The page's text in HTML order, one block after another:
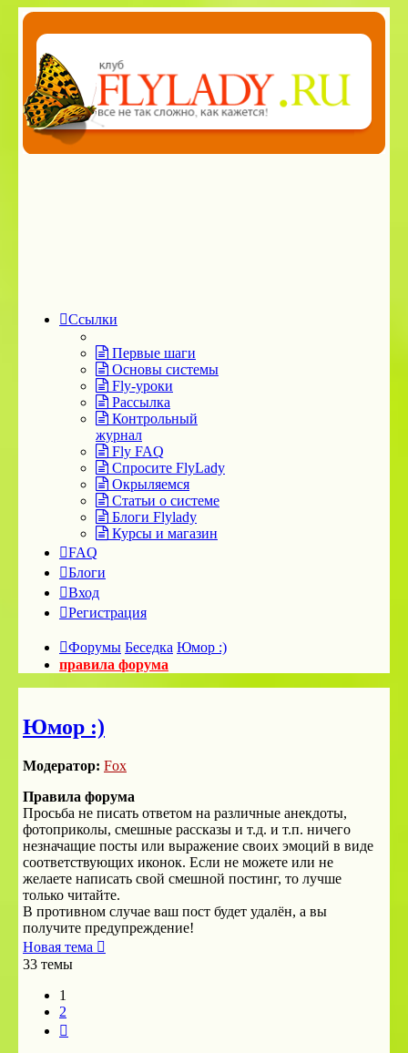
Ссылки
Первые шаги
Основы системы
Fly-уроки
Рассылка
Контрольный
журнал
Fly FAQ
Спросите FlyLady
Окрыляемся
Статьи о системе
Блоги Flylady
Курсы и магазин
FAQ
Блоги
Вход
Регистрация
Форумы Беседка Юмор :)
правила форума
Юмор :)
Модератор: Fox
Правила форума
Просьба не писать ответом на различные анекдоты,
фотоприколы, смешные рассказы и т.д. и т.п. ничего
незначащие посты или выражение своих эмоций в виде
соответствующих иконок. Если не можете или не
желаете написать свой смешной постинг, то лучше
только читайте.
В противном случае ваш пост будет удалён, а вы
получите предупреждение!
Новая тема
33 темы
1
2